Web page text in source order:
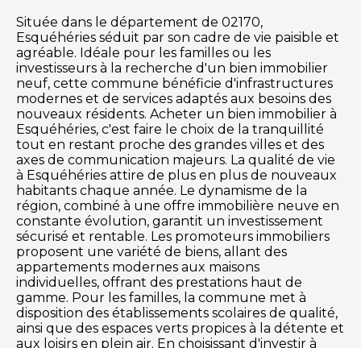
Située dans le département de 02170,
Esquéhéries séduit par son cadre de vie paisible et
agréable. Idéale pour les familles ou les
investisseurs à la recherche d'un bien immobilier
neuf, cette commune bénéficie d'infrastructures
modernes et de services adaptés aux besoins des
nouveaux résidents. Acheter un bien immobilier à
Esquéhéries, c'est faire le choix de la tranquillité
tout en restant proche des grandes villes et des
axes de communication majeurs. La qualité de vie
à Esquéhéries attire de plus en plus de nouveaux
habitants chaque année. Le dynamisme de la
région, combiné à une offre immobilière neuve en
constante évolution, garantit un investissement
sécurisé et rentable. Les promoteurs immobiliers
proposent une variété de biens, allant des
appartements modernes aux maisons
individuelles, offrant des prestations haut de
gamme. Pour les familles, la commune met à
disposition des établissements scolaires de qualité,
ainsi que des espaces verts propices à la détente et
aux loisirs en plein air. En choisissant d'investir à